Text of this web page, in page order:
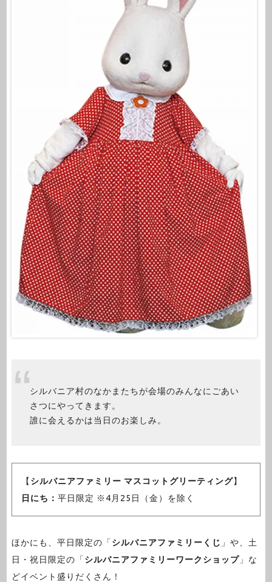
シルバニア村のなかまたちが会場のみんなにごあい
さつにやってきます。
誰に会えるかは当日のお楽しみ。
【 シルバニアファミリー マスコットグリーティング】
日にち： 平日限定 ※4月25日（金）を除く
ほかにも、平日限定の「シルバニアファミリーくじ 」や、土
日・祝日限定の「シルバニアファミリーワークショップ」な
どイベント盛りだくさん！